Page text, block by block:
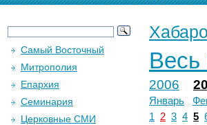
Весь
2006
Январь
1
2 3 4 5
Самый Восточный
Митрополия
Епархия
Семинария
Церковные СМИ